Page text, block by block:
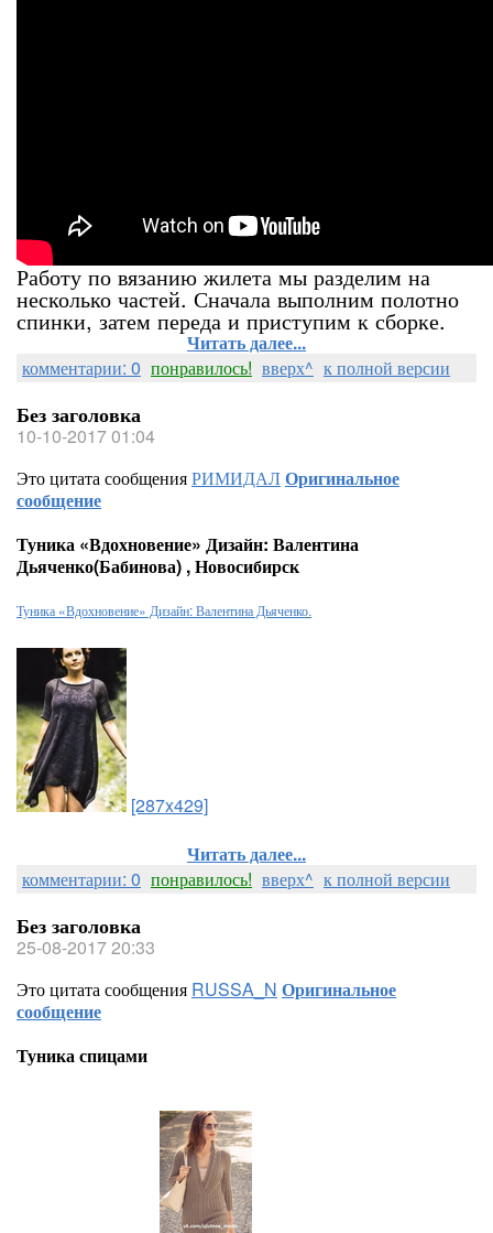
Работу по вязанию жилета мы разделим на
несколько частей. Сначала выполним полотно
спинки, затем переда и приступим к сборке.
Читать далее...
комментарии: 0 понравилось! вверх^ к полной версии
Без заголовка
10-10-2017 01:04
Это цитата сообщенияРИМИДАЛОригинальное
сообщение
Туника «Вдохновение» Дизайн: Валентина
Дьяченко(Бабинова) , Новосибирск
Туника «Вдохновение» Дизайн: Валентина Дьяченко.
[287x429]
Читать далее...
комментарии: 0 понравилось! вверх^ к полной версии
Без заголовка
25-08-2017 20:33
Это цитата сообщения RUSSA_N Оригинальное
сообщение
Туника спицами